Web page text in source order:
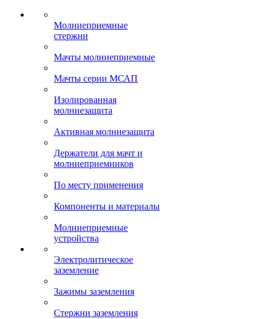
Молниеприемные
стержни
Мачты молниеприемные
Мачты серии МСАП
Изолированная
молниезащита
Активная молниезащита
Держатели для мачт и
молниеприемников
По месту применения
Компоненты и материалы
Молниеприемные
устройства
Электролитическое
заземление
Зажимы заземления
Стержни заземления